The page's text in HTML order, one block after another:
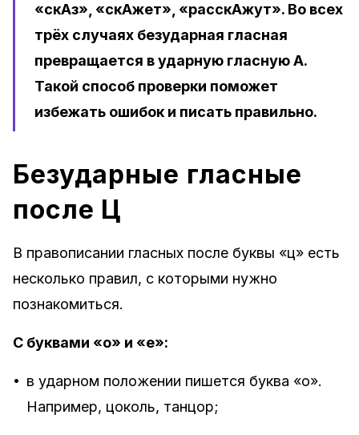
«скАз», «скАжет», «расскАжут». Во всех
трёх случаях безударная гласная
превращается в ударную гласную А.
Такой способ проверки поможет
избежать ошибок и писать правильно.
Безударные гласные
после Ц
В правописании гласных после буквы «ц» есть
несколько правил, с которыми нужно
познакомиться.
С буквами «о» и «е»:
• в ударном положении пишется буква «о».
Например, цоколь, танцор;